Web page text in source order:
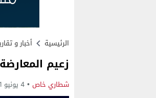
الرئيسية أخبار و
زعيم
شطاري خاص 4 يونيو 2021